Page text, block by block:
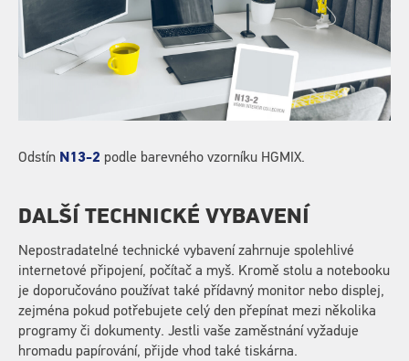
Odstín N13-2 podle barevného vzorníku HGMIX.
DALŠÍ TECHNICKÉ VYBAVENÍ
Nepostradatelné technické vybavení zahrnuje spolehlivé
internetové připojení, počítač a myš. Kromě stolu a notebooku
je doporučováno používat také přídavný monitor nebo displej,
zejména pokud potřebujete celý den přepínat mezi několika
programy či dokumenty. Jestli vaše zaměstnání vyžaduje
hromadu papírování, přijde vhod také tiskárna.